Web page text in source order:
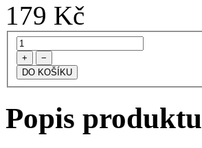
179 Kč
+ −
Popis produktu